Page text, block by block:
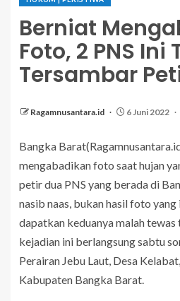
Berniat
Foto, 2 PNS Ini
Tersambar
Ragamnusantara.id 6 Juni 2022
Bangka
mengabadikan foto saat hujan
petir dua PNS yang berada di
nasib naas, bukan hasil foto
dapatkan keduanya malah tewas
kejadian ini berlangsung sabtu
Perairan Jebu Laut, Desa
Kabupaten Bangka Barat.